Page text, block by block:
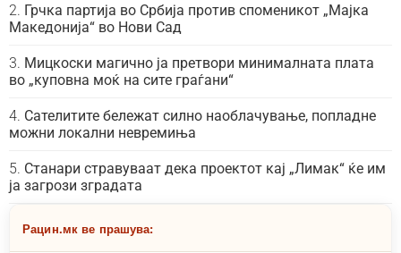
Грчка партија во Србија против споменикот „Мајка
Македонија“ во Нови Сад
Мицкоски магично ја претвори минималната плата
во „куповна моќ на сите граѓани“
Сателитите бележат силно наоблачување, попладне
можни локални невремиња
Станари стравуваат дека проектот кај „Лимак“ ќе им
ја загрози зградата
Рацин.мк ве прашува: